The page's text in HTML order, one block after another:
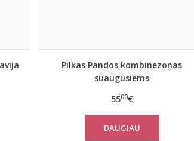
Pilkas Pandos kombinezonas
suaugusiems
5500€
DAUGIAU